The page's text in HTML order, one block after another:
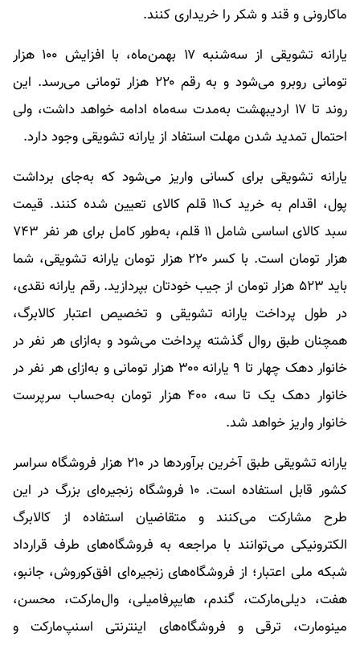
ماکارونی و قند و شکر را خریداری کنند.
یارانه تشویقی از سه‌شنبه ۱۷ بهمن‌ماه، با افزایش ۱۰۰ هزار
تومانی روبرو می‌شود و به رقم ۲۲۰ هزار تومانی می‌رسد. این
روند تا ۱۷ اردیبهشت به‌مدت سه‌ماه ادامه خواهد داشت، ولی
احتمال تمدید شدن مهلت استفاد از یارانه تشویقی وجود دارد.
یارانه تشویقی برای کسانی واریز می‌شود که به‌جای برداشت
پول، اقدام به خرید ک۱۱ قلم کالای تعیین شده کنند. قیمت
سبد کالای اساسی شامل ۱۱ قلم، به‌طور کامل برای هر نفر ۷۴۳
هزار تومان است. با کسر ۲۲۰ هزار تومان یارانه تشویقی، شما
باید ۵۲۳ هزار تومان از جیب خودتان بپردازید. رقم یارانه نقدی،
در طول پرداخت یارانه تشویقی و تخصیص اعتبار کالابرگ،
همچنان طبق روال گذشته پرداخت می‌شود و به‌ازای هر نفر در
خانوار دهک چهار تا ۹ یارانه ۳۰۰ هزار تومانی و به‌ازای هر نفر در
خانوار دهک یک تا سه، ۴۰۰ هزار تومان به‌حساب سرپرست
خانوار واریز خواهد شد.
یارانه تشویقی طبق آخرین برآورد‌ها در ۲۱۰ هزار فروشگاه سراسر
کشور قابل استفاده است. ۱۰ فروشگاه زنجیره‌ای بزرگ در این
طرح مشارکت می‌کنند و متقاضیان استفاده از کالابرگ
الکترونیکی می‌توانند با مراجعه به فروشگاه‌های طرف قرارداد
شبکه ملی اعتبار؛ از فروشگاه‌های زنجیره‌ای افق‌کوروش، جانبو،
هفت، دیلی‌مارکت، گندم، هایپرفامیلی، وال‌مارکت، محسن،
مینومارت، ترقی و فروشگاه‌های اینترنتی اسنپ‌مارکت و